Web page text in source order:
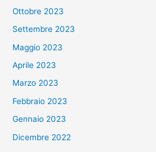
Ottobre 2023
Settembre 2023
Maggio 2023
Aprile 2023
Marzo 2023
Febbraio 2023
Gennaio 2023
Dicembre 2022